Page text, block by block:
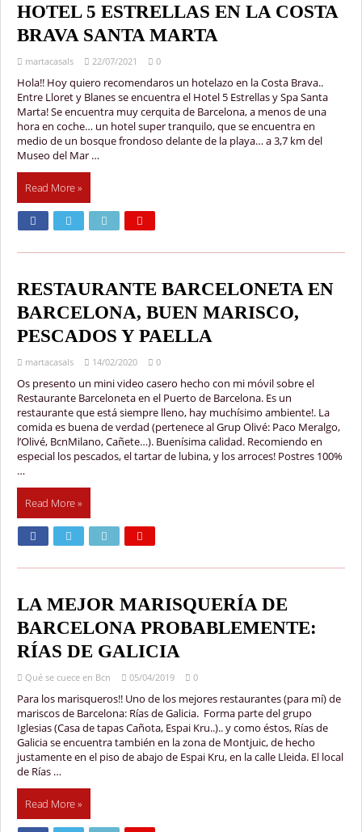
HOTEL 5 ESTRELLAS EN LA COSTA
BRAVA SANTA MARTA
martacasals 22/07/2021 0
Hola!! Hoy quiero recomendaros un hotelazo en la Costa Brava..
Entre Lloret y Blanes se encuentra el Hotel 5 Estrellas y Spa Santa
Marta! Se encuentra muy cerquita de Barcelona, a menos de una
hora en coche… un hotel super tranquilo, que se encuentra en
medio de un bosque frondoso delante de la playa… a 3,7 km del
Museo del Mar …
Read More »
RESTAURANTE BARCELONETA EN
BARCELONA, BUEN MARISCO,
PESCADOS Y PAELLA
martacasals 14/02/2020 0
Os presento un mini video casero hecho con mi móvil sobre el
Restaurante Barceloneta en el Puerto de Barcelona. Es un
restaurante que está siempre lleno, hay muchísimo ambiente!. La
comida es buena de verdad (pertenece al Grup Olivé: Paco Meralgo,
l’Olivé, BcnMilano, Cañete…). Buenísima calidad. Recomiendo en
especial los pescados, el tartar de lubina, y los arroces! Postres 100%
…
Read More »
LA MEJOR MARISQUERÍA DE
BARCELONA PROBABLEMENTE:
RÍAS DE GALICIA
Qué se cuece en Bcn 05/04/2019 0
Para los marisqueros!! Uno de los mejores restaurantes (para mí) de
mariscos de Barcelona: Rías de Galicia. Forma parte del grupo
Iglesias (Casa de tapas Cañota, Espai Kru..).. y como éstos, Rías de
Galicia se encuentra también en la zona de Montjuic, de hecho
justamente en el piso de abajo de Espai Kru, en la calle Lleida. El local
de Rías …
Read More »